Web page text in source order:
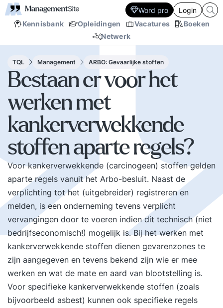
Kennisbank Opleidingen Vacatures
Boeken
Netwerk
Word pro Login
TQL Management ARBO: Gevaarlijke stoffen
Bestaan er voor het
werken met
kankerverwekkende
stoffen aparte regels?
Voor kankerverwekkende (carcinogeen) stoffen gelden
aparte regels vanuit het Arbo-besluit. Naast de
verplichting tot het (uitgebreider) registreren en
melden, is een onderneming tevens verplicht
vervangingen door te voeren indien dit technisch (niet
bedrijfseconomisch!) mogelijk is. Bij het werken met
kankerverwekkende stoffen dienen gevarenzones te
zijn aangegeven en tevens bekend zijn wie er mee
werken en wat de mate en aard van blootstelling is.
Voor specifieke kankerverwekkende stoffen (zoals
bijvoorbeeld asbest) kunnen ook specifieke regels